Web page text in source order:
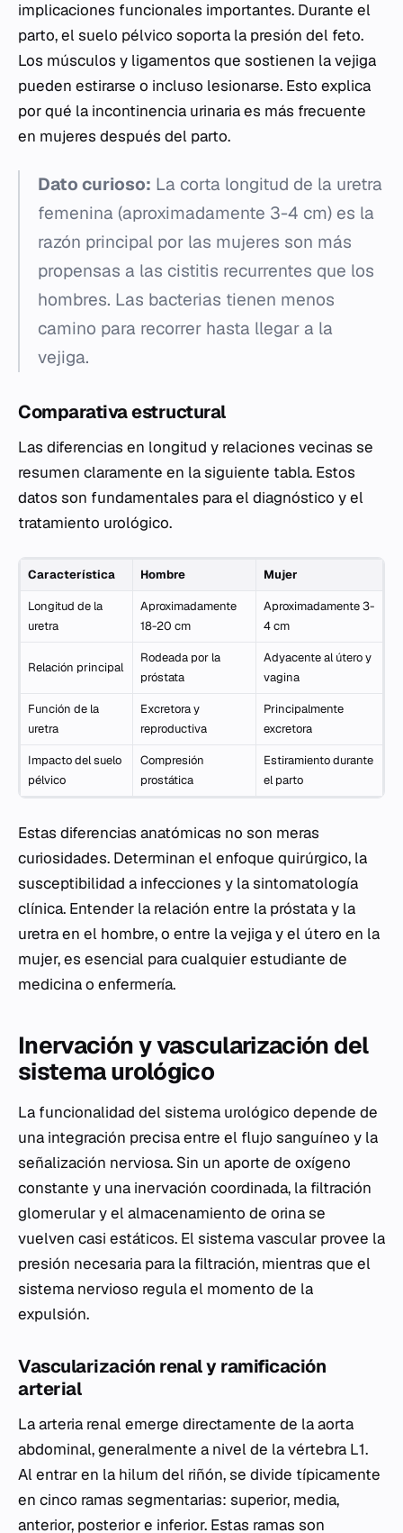
implicaciones funcionales importantes. Durante el
parto, el suelo pélvico soporta la presión del feto.
Los músculos y ligamentos que sostienen la vejiga
pueden estirarse o incluso lesionarse. Esto explica
por qué la incontinencia urinaria es más frecuente
en mujeres después del parto.
Dato curioso: La corta longitud de la uretra
femenina (aproximadamente 3-4 cm) es la
razón principal por las mujeres son más
propensas a las cistitis recurrentes que los
hombres. Las bacterias tienen menos
camino para recorrer hasta llegar a la
vejiga.
Comparativa estructural
Las diferencias en longitud y relaciones vecinas se
resumen claramente en la siguiente tabla. Estos
datos son fundamentales para el diagnóstico y el
tratamiento urológico.
Característica Hombre Mujer
Longitud de la
uretra
Aproximadamente
18-20 cm
Aproximadamente 3-
4 cm
Relación principal
Rodeada por la
próstata
Adyacente al útero y
vagina
Función de la
uretra
Excretora y
reproductiva
Principalmente
excretora
Impacto del suelo
pélvico
Compresión
prostática
Estiramiento durante
el parto
Estas diferencias anatómicas no son meras
curiosidades. Determinan el enfoque quirúrgico, la
susceptibilidad a infecciones y la sintomatología
clínica. Entender la relación entre la próstata y la
uretra en el hombre, o entre la vejiga y el útero en la
mujer, es esencial para cualquier estudiante de
medicina o enfermería.
Inervación y vascularización del
sistema urológico
La funcionalidad del sistema urológico depende de
una integración precisa entre el flujo sanguíneo y la
señalización nerviosa. Sin un aporte de oxígeno
constante y una inervación coordinada, la filtración
glomerular y el almacenamiento de orina se
vuelven casi estáticos. El sistema vascular provee la
presión necesaria para la filtración, mientras que el
sistema nervioso regula el momento de la
expulsión.
Vascularización renal y ramificación
arterial
La arteria renal emerge directamente de la aorta
abdominal, generalmente a nivel de la vértebra L1.
Al entrar en la hilum del riñón, se divide típicamente
en cinco ramas segmentarias: superior, media,
anterior, posterior e inferior. Estas ramas son